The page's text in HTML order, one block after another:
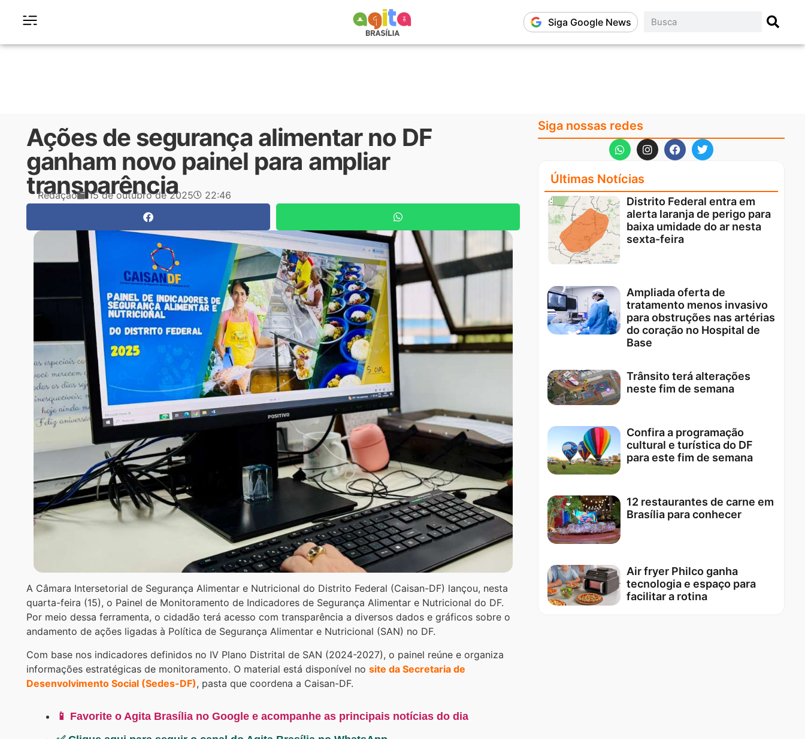
Siga Google News
Ações de segurança alimentar no DF
ganham novo painel para ampliar
transparência
Redação 15 de outubro de 2025 22:46
A Câmara Intersetorial de Segurança Alimentar e Nutricional do Distrito Federal (Caisan-DF) lançou, nesta
quarta-feira (15), o Painel de Monitoramento de Indicadores de Segurança Alimentar e Nutricional do DF.
Por meio dessa ferramenta, o cidadão terá acesso com transparência a diversos dados e gráficos sobre o
andamento de ações ligadas à Política de Segurança Alimentar e Nutricional (SAN) no DF.
Com base nos indicadores definidos no IV Plano Distrital de SAN (2024-2027), o painel reúne e organiza
informações estratégicas de monitoramento. O material está disponível no site da Secretaria de
Desenvolvimento Social (Sedes-DF), pasta que coordena a Caisan-DF.
📱 Favorite o Agita Brasília no Google e acompanhe as principais notícias do dia
Siga nossas redes
Últimas Notícias
Distrito Federal entra em
alerta laranja de perigo para
baixa umidade do ar nesta
sexta-feira
Ampliada oferta de
tratamento menos invasivo
para obstruções nas artérias
do coração no Hospital de
Base
Trânsito terá alterações
neste fim de semana
Confira a programação
cultural e turística do DF
para este fim de semana
12 restaurantes de carne em
Brasília para conhecer
Air fryer Philco ganha
tecnologia e espaço para
facilitar a rotina